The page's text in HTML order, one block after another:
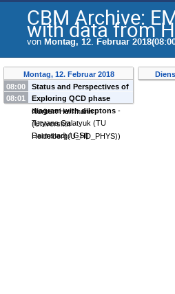
CBM Archive:
with data from
von Montag, 12. Februar
Montag, 12. Februar 2018
08:00
Status and Perspectives of
the CBM Experiment -
Norbert Herrmann
(Universität
Heidelberg(U_HD_PHYS))
08:01
Exploring QCD phase
diagram with dileptons -
Tetyana Galatyuk (TU
Darmstadt / GSI)